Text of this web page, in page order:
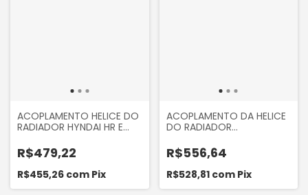
ACOPLAMENTO HELICE DO
RADIADOR HYNDAI HR E
FRONTIER FRA3921
R$479,22
R$455,26 com Pix
ACOPLAMENTO DA HELICE
DO RADIADOR
KYRON / SPRINTER 313 413
CDI
R$556,64
R$528,81 com Pix